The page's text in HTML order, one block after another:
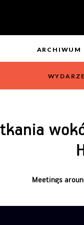
ARCHIWUM
Meetings